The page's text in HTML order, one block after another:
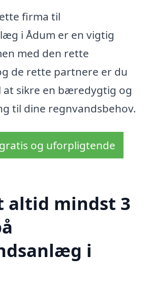
firma til
i Ådum er en vigtig
med den rette
de rette partnere er du
at sikre en bæredygtig og
til dine regnvandsbehov.
og uforpligtende
altid mindst 3
i